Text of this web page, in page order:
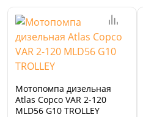
Мотопомпа дизельная
Atlas Copco VAR 2-120
MLD56 G10 TROLLEY